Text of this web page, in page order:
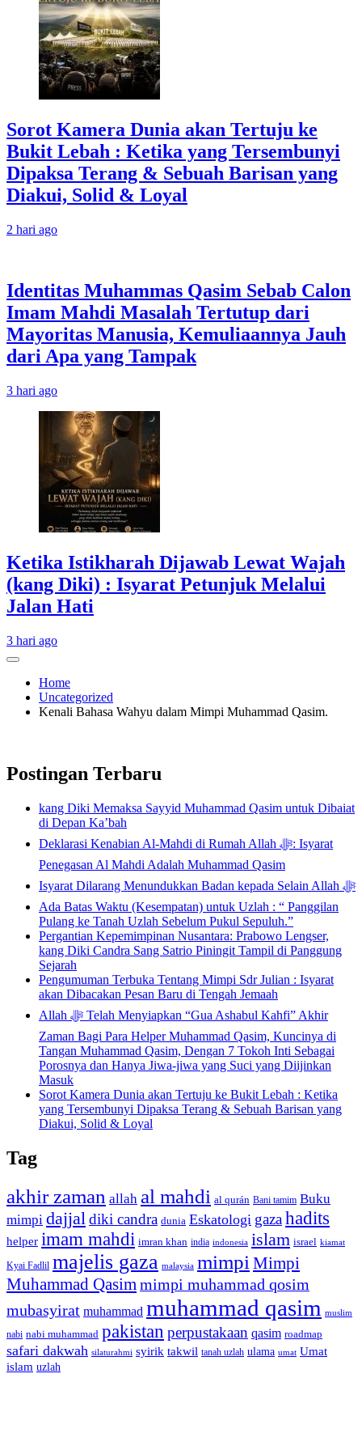
Sorot Kamera Dunia akan Tertuju ke
Bukit Lebah : Ketika yang Tersembunyi
Dipaksa Terang & Sebuah Barisan yang
Diakui, Solid & Loyal
2 hari ago
Identitas Muhammas Qasim Sebab Calon
Imam Mahdi Masalah Tertutup dari
Mayoritas Manusia, Kemuliaannya Jauh
dari Apa yang Tampak
3 hari ago
Ketika Istikharah Dijawab Lewat Wajah
(kang Diki) : Isyarat Petunjuk Melalui
Jalan Hati
3 hari ago
Home
Uncategorized
Kenali Bahasa Wahyu dalam Mimpi Muhammad Qasim.
Postingan Terbaru
kang Diki Memaksa Sayyid Muhammad Qasim untuk Dibaiat
di Depan Ka’bah
Deklarasi Kenabian Al-Mahdi di Rumah Allah ﷻ: Isyarat
Penegasan Al Mahdi Adalah Muhammad Qasim
Isyarat Dilarang Menundukkan Badan kepada Selain Allah ﷻ
Ada Batas Waktu (Kesempatan) untuk Uzlah : “ Panggilan
Pulang ke Tanah Uzlah Sebelum Pukul Sepuluh.”
Pergantian Kepemimpinan Nusantara: Prabowo Lengser,
kang Diki Candra Sang Satrio Piningit Tampil di Panggung
Sejarah
Pengumuman Terbuka Tentang Mimpi Sdr Julian : Isyarat
akan Dibacakan Pesan Baru di Tengah Jemaah
Allah ﷻ Telah Menyiapkan “Gua Ashabul Kahfi” Akhir
Zaman Bagi Para Helper Muhammad Qasim, Kuncinya di
Tangan Muhammad Qasim, Dengan 7 Tokoh Inti Sebagai
Porosnya dan Hanya Jiwa-jiwa yang Suci yang Diijinkan
Masuk
Sorot Kamera Dunia akan Tertuju ke Bukit Lebah : Ketika
yang Tersembunyi Dipaksa Terang & Sebuah Barisan yang
Diakui, Solid & Loyal
Tag
akhir zaman allah al mahdi al qurán Bani tamim Buku
mimpi dajjal diki candra dunia Eskatologi gazahadits
helper imam mahdi imran khan india indonesia islam israel kiamat
Kyai Fadlil majelis gaza malaysia mimpi Mimpi
Muhammad Qasim mimpi muhammad qosim
mubasyirat muhammad muhammad qasim muslim
nabi nabi muhammad pakistan perpustakaan qasim roadmap
safari dakwah silaturahmi syirik takwil tanah uzlah ulama umat Umat
islam uzlah